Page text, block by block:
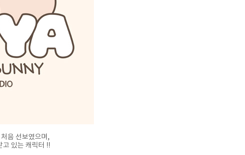
음 선보였으며,
고 있는 캐릭터 !!